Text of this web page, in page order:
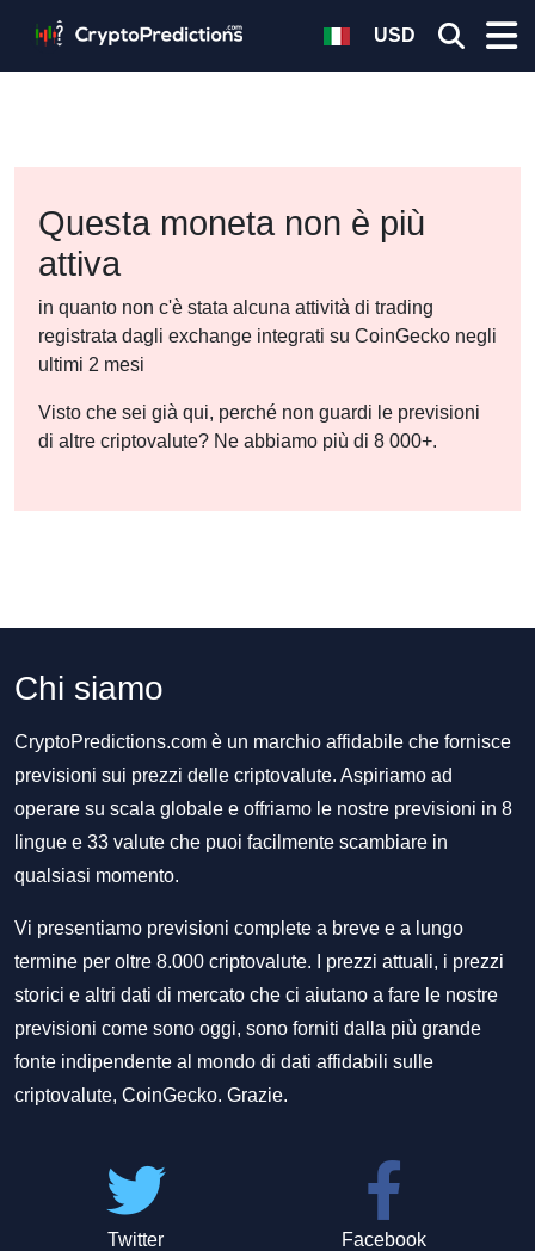
USD
Questa moneta non è più
attiva
in quanto non c'è stata alcuna attività di trading
registrata dagli exchange integrati su CoinGecko negli
ultimi 2 mesi
Visto che sei già qui, perché non guardi le previsioni
di altre criptovalute? Ne abbiamo più di 8 000+.
Chi siamo
CryptoPredictions.com è un marchio affidabile che fornisce
previsioni sui prezzi delle criptovalute. Aspiriamo ad
operare su scala globale e offriamo le nostre previsioni in 8
lingue e 33 valute che puoi facilmente scambiare in
qualsiasi momento.
Vi presentiamo previsioni complete a breve e a lungo
termine per oltre 8.000 criptovalute. I prezzi attuali, i prezzi
storici e altri dati di mercato che ci aiutano a fare le nostre
previsioni come sono oggi, sono forniti dalla più grande
fonte indipendente al mondo di dati affidabili sulle
criptovalute, CoinGecko. Grazie.
Twitter Facebook